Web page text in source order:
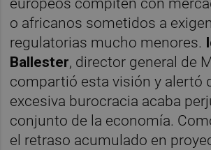
europeos compiten con
o africanos sometidos a
regulatorias mucho menores.
Ballester, director general de
compartió esta visión y alertó
excesiva burocracia acaba
conjunto de la economía.
el retraso acumulado en